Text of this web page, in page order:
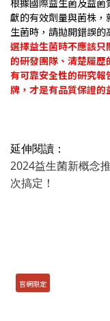
根據國際益生菌及益菌
獻的有效劑量與菌株
生菌時，請拋開錯誤的
選擇益生菌時不應該
的研發團隊、清楚履歷
有可靠安全性的研究
牌，才是有品質保證的
延伸閱讀：
2024益生菌新概念
次搞定！
官網限定